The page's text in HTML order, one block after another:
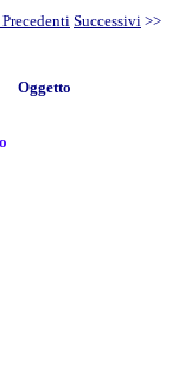
Successivi >>
Oggetto